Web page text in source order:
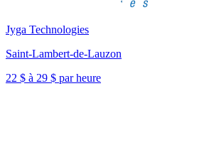
Jyga Technologies
Saint-Lambert-de-Lauzon
22 $ à 29 $ par heure